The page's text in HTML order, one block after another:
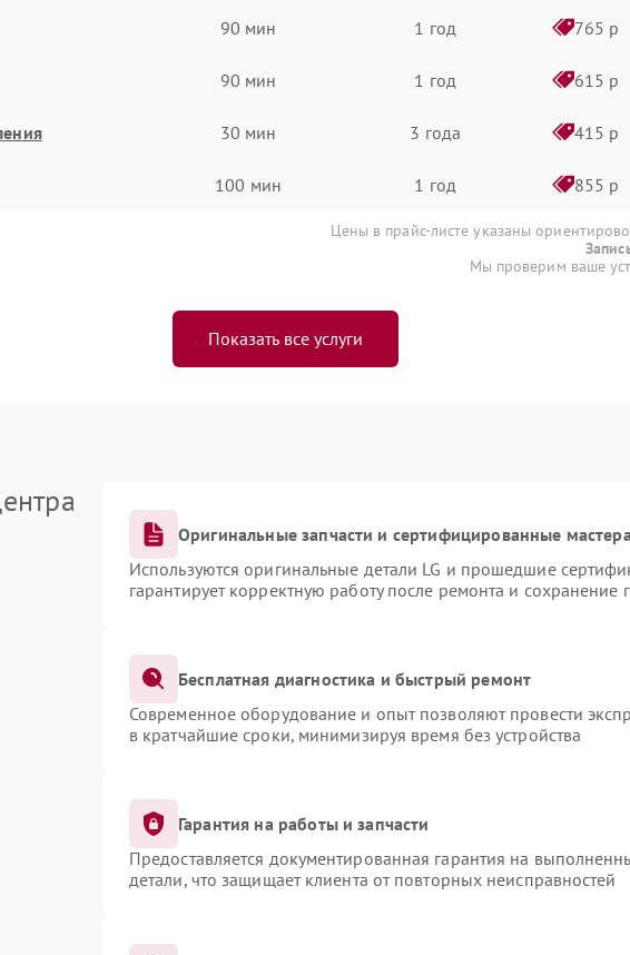
90 мин 1 год 765 р
90 мин 1 год 615 р
30 мин 3 года 415 р
100 мин 1 год 855 р
Цены в прайс-листе указаны
Мы проверим ваше
Показать все услуги
Оригинальные запчасти и сертифицированные мастера
Используются оригинальные детали LG и прошедшие
гарантирует корректную работу после ремонта и сохранение
Бесплатная диагностика и быстрый ремонт
Современное оборудование и опыт позволяют провести
в кратчайшие сроки, минимизируя время без устройства
Гарантия на работы и запчасти
Предоставляется документированная гарантия на
детали, что защищает клиента от повторных неисправностей